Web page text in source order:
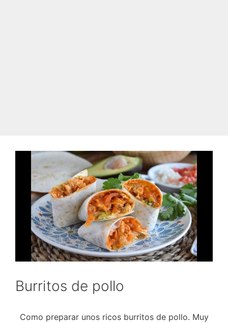
Burritos de pollo
Como preparar unos ricos burritos de pollo. Muy